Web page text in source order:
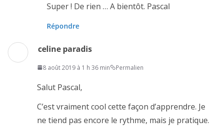
Super ! De rien … A bientôt. Pascal
Répondre
celine paradis
8 août 2019 à 1 h 36 min Permalien
Salut Pascal,
C’est vraiment cool cette façon d’apprendre. Je
ne tiend pas encore le rythme, mais je pratique.